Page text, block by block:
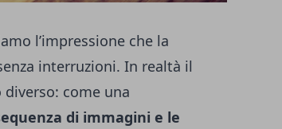
l’impressione che la
interruzioni. In realtà il
come una
di immagini e le